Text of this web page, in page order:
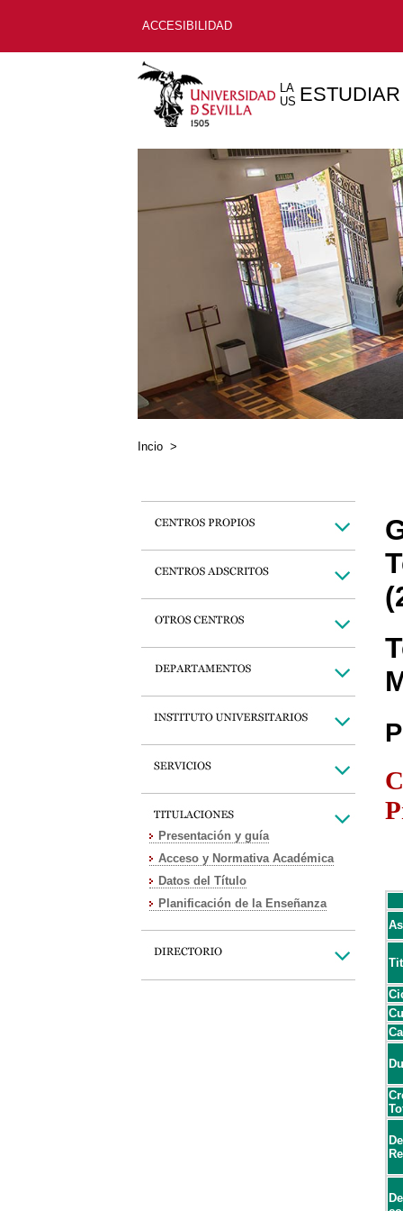
ACCESIBILIDAD
LA
US ESTUDIAR
Incio >
Presentación y guía
Acceso y Normativa Académica
Datos del Título
Planificación de la Enseñanza